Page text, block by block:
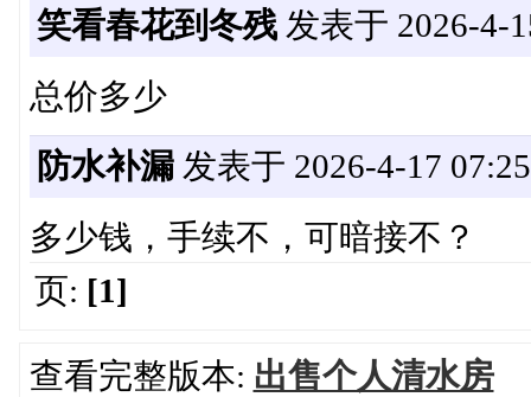
笑看春花到冬残发表于 2026-4-
总价多少
防水补漏发表于 2026-4-17
多少钱，手续不，可暗接不？
页: [1]
查看完整版本: 出售个人清水房